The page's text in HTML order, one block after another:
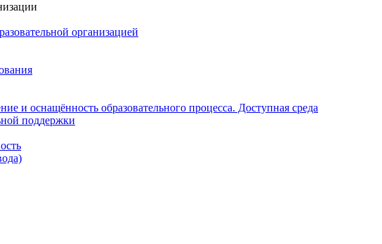
организацией
и оснащённость образовательного процесса. Доступная среда
поддержки